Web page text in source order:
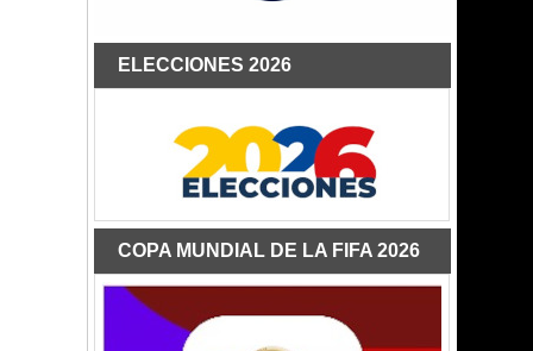
ELECCIONES 2026
COPA MUNDIAL DE LA FIFA 2026